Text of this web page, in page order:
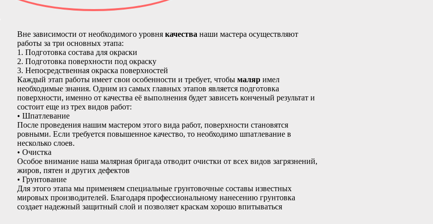
Вне зависимости от необходимого уровня качества наши мастера осуществляют
работы за три основных этапа:
1. Подготовка состава для окраски
2. Подготовка поверхности под окраску
3. Непосредственная окраска поверхностей
Каждый этап работы имеет свои особенности и требует, чтобы маляр имел
необходимые знания. Одним из самых главных этапов является подготовка
поверхности, именно от качества её выполнения будет зависеть конченый результат и
состоит еще из трех видов работ:
• Шпатлевание
После проведения нашим мастером этого вида работ, поверхности становятся
ровными. Если требуется повышенное качество, то необходимо шпатлевание в
несколько слоев.
• Очистка
Особое внимание наша малярная бригада отводит очистки от всех видов загрязнений,
жиров, пятен и других дефектов
• Грунтование
Для этого этапа мы применяем специальные грунтовочные составы известных
мировых производителей. Благодаря профессиональному нанесению грунтовка
создает надежный защитный слой и позволяет краскам хорошо впитываться